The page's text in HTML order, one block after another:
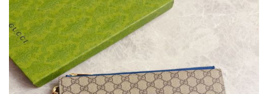
ー
登
録
ー
ダ
ー
お
知
ら
yoyocopys@gmail.com
📢 2026春の新作続々更新中！期間中のご注文でお得な割引をご利用いただ
📢 新作入荷！ルイ・ヴィトンスーパーコピー バッグ最新モデルが登場。